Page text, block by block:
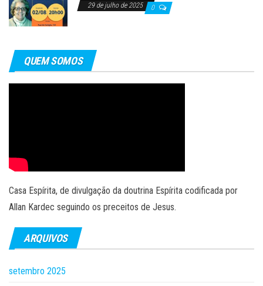
29 de julho de 2025 0
QUEM SOMOS
Casa Espírita, de divulgação da doutrina Espírita codificada por
Allan Kardec seguindo os preceitos de Jesus.
ARQUIVOS
setembro 2025